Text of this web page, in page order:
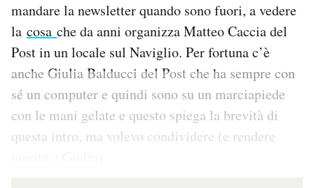
mandare la newsletter quando sono fuori, a vedere
la cosa che da anni organizza Matteo Caccia del
Post in un locale sul Naviglio. Per fortuna c’è
anche Giulia Balducci del Post che ha sempre con
sé un computer e quindi sono su un marciapiede
con le mani gelate e questo spiega la brevità di
questa intro, ma volevo condividere (e rendere